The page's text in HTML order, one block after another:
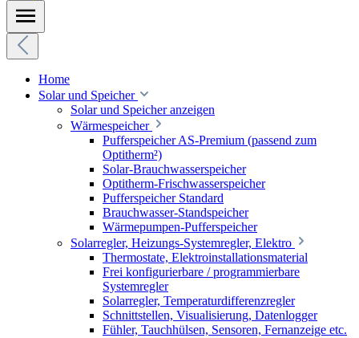
Home
Solar und Speicher
Solar und Speicher anzeigen
Wärmespeicher
Pufferspeicher AS-Premium (passend zum
Optitherm²)
Solar-Brauchwasserspeicher
Optitherm-Frischwasserspeicher
Pufferspeicher Standard
Brauchwasser-Standspeicher
Wärmepumpen-Pufferspeicher
Solarregler, Heizungs-Systemregler, Elektro
Thermostate, Elektroinstallationsmaterial
Frei konfigurierbare / programmierbare
Systemregler
Solarregler, Temperaturdifferenzregler
Schnittstellen, Visualisierung, Datenlogger
Fühler, Tauchhülsen, Sensoren, Fernanzeige etc.